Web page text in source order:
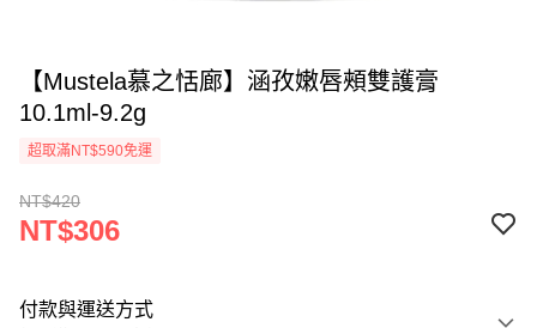
【Mustela慕之恬廊】涵孜嫩唇頰雙護膏
10.1ml-9.2g
超取滿NT$590免運
NT$420
NT$306
付款與運送方式